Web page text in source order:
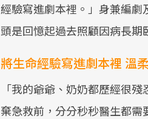
經驗寫進劇本裡。」身兼編
頭是回憶起過去照顧因病長期
將生命經驗寫進劇本裡 溫
「我的爺爺、奶奶都歷經很
棄急救前，分分秒秒醫生都